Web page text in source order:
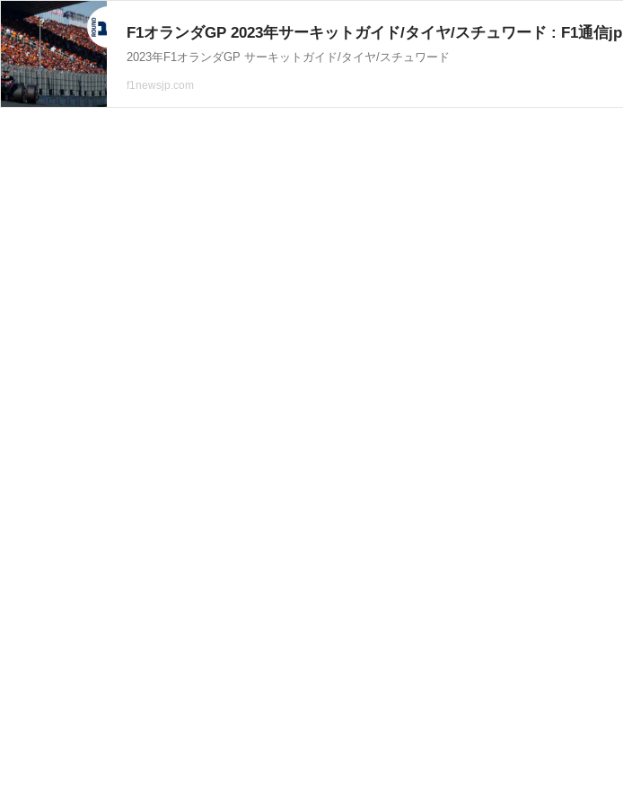
F1オランダGP 2023年サーキットガイド/タイヤ/スチュワード : F1通信jp
2023年F1オランダGP サーキットガイド/タイヤ/スチュワード
f1newsjp.com